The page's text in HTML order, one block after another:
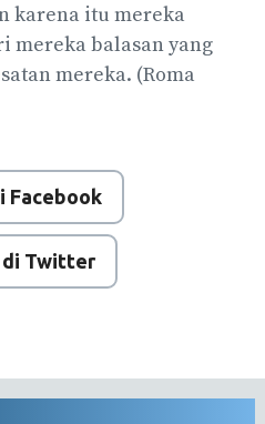
karena itu mereka
mereka balasan yang
mereka. (Roma
Facebook
di Twitter